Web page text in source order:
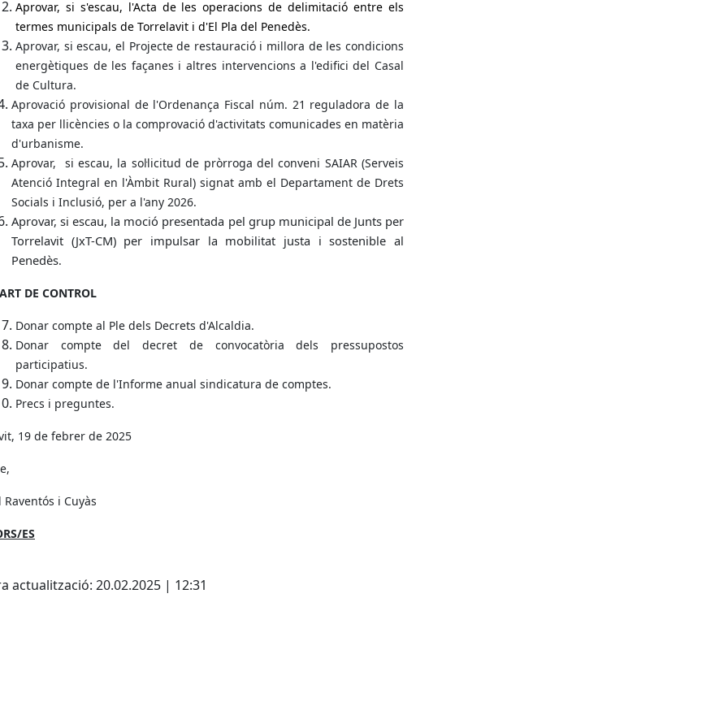
Aprovar, si s'escau, l'Acta de les operacions de delimitació entre els
termes municipals de Torrelavit i d'El Pla del Penedès.
Aprovar, si escau, el Projecte de restauració i millora de les condicions
energètiques de les façanes i altres intervencions a l'edifici del Casal
de Cultura.
Aprovació provisional de l'Ordenança Fiscal núm. 21 reguladora de la
taxa per llicències o la comprovació d'activitats comunicades en matèria
d'urbanisme.
Aprovar, si escau, la sol·licitud de pròrroga del conveni SAIAR (Serveis
Atenció Integral en l'Àmbit Rural) signat amb el Departament de Drets
Socials i Inclusió, per a l'any 2026.
Aprovar, si escau, la moció presentada pel grup municipal de Junts per
Torrelavit (JxT-CM) per impulsar la mobilitat justa i sostenible al
Penedès.
DE CONTROL
Donar compte al Ple dels Decrets d'Alcaldia.
Donar compte del decret de convocatòria dels pressupostos
participatius.
Donar compte de l'Informe anual sindicatura de comptes.
Precs i preguntes.
19 de febrer de 2025
i Cuyàs
ES
actualització: 20.02.2025 | 12:31